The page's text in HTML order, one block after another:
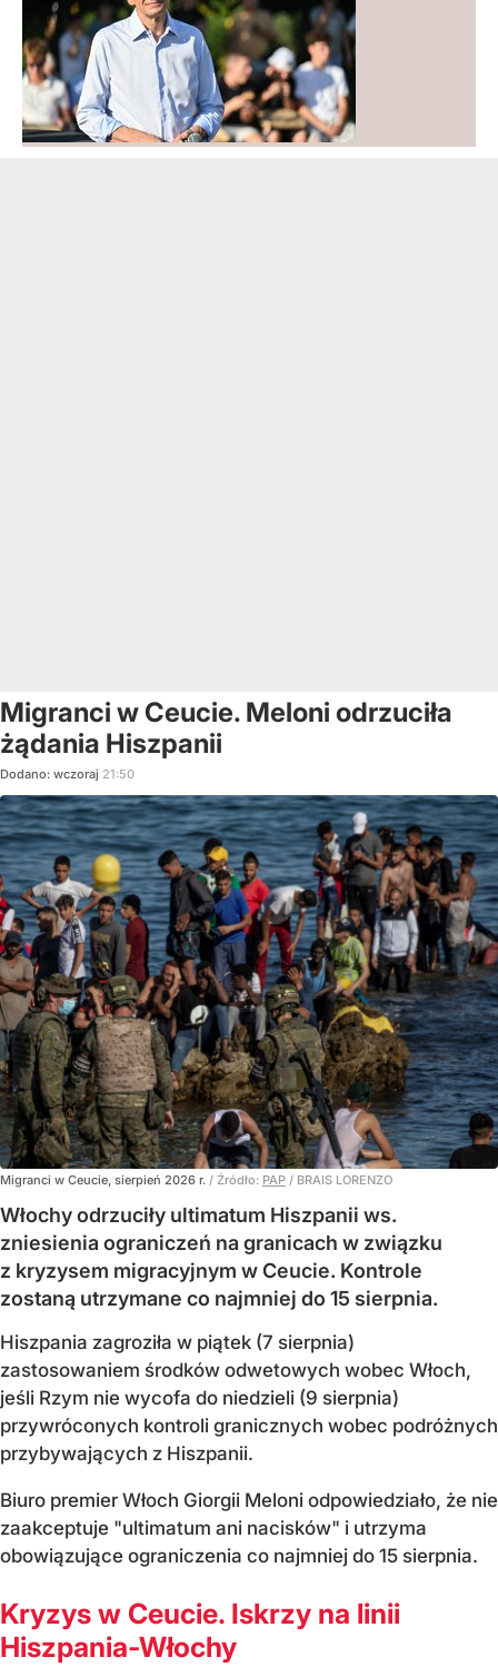
Migranci w Ceucie. Meloni odrzuciła
żądania Hiszpanii
Dodano: wczoraj 21:50
Migranci w Ceucie, sierpień 2026 r. / Źródło: PAP / BRAIS LORENZO
Włochy odrzuciły ultimatum Hiszpanii ws.
zniesienia ograniczeń na granicach w związku
z kryzysem migracyjnym w Ceucie. Kontrole
zostaną utrzymane co najmniej do 15 sierpnia.
Hiszpania zagroziła w piątek (7 sierpnia)
zastosowaniem środków odwetowych wobec Włoch,
jeśli Rzym nie wycofa do niedzieli (9 sierpnia)
przywróconych kontroli granicznych wobec podróżnych
przybywających z Hiszpanii.
Biuro premier Włoch Giorgii Meloni odpowiedziało, że nie
zaakceptuje "ultimatum ani nacisków" i utrzyma
obowiązujące ograniczenia co najmniej do 15 sierpnia.
Kryzys w Ceucie. Iskrzy na linii
Hiszpania-Włochy